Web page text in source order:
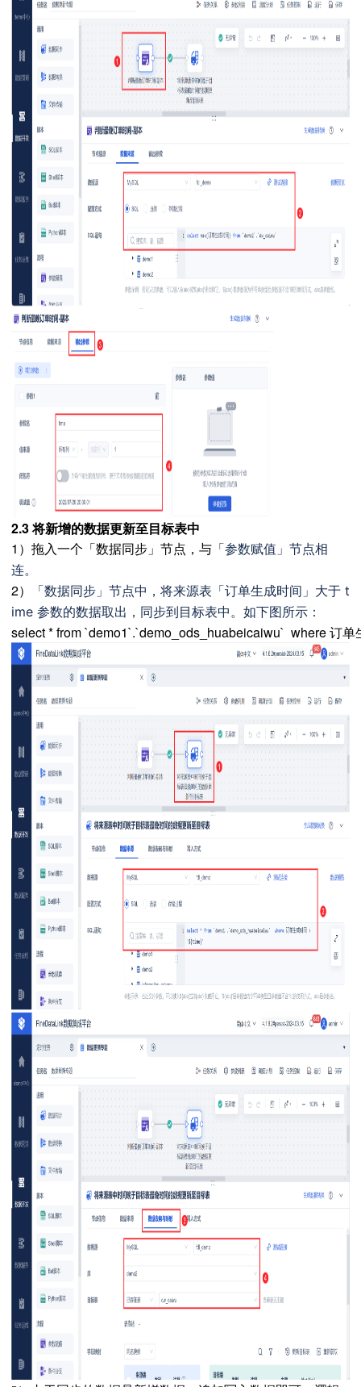
2.3 将新增的数据更新至目标表中
1）拖入一个「数据同步」节点，与 「参数赋值 」节点相
连。
2） 「数据同步 」 节点中，将来源表 「订单生成时间」大于 t
ime 参数的数据取出，同步到目标表中。 如下图所示：
select * from `demo1`.`demo_ods_huabeicaiwu`  where 订单